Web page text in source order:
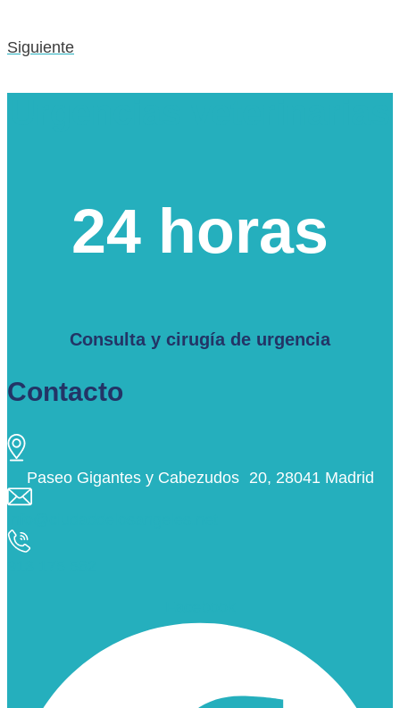
Siguiente
24 horas
Consulta y cirugía de urgencia
Contacto
Paseo Gigantes y Cabezudos 20, 28041 Madrid